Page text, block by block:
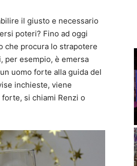
il giusto e necessario
poteri? Fino ad oggi
che procura lo strapotere
per esempio, è emersa
uomo forte alla guida del
inchieste, viene
si chiami Renzi o